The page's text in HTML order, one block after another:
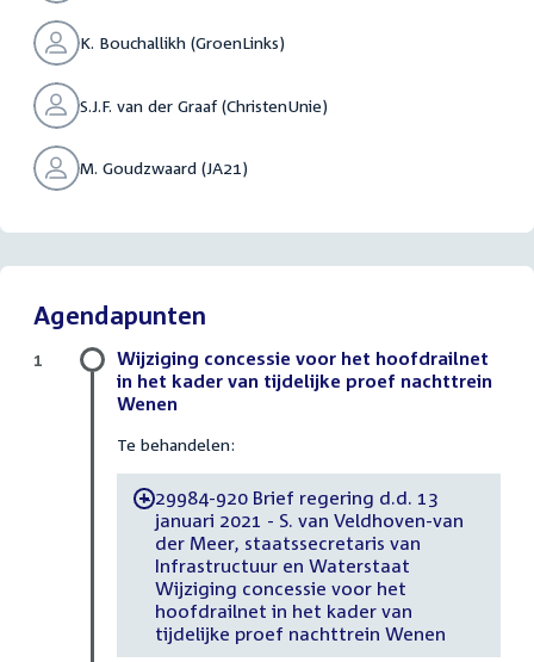
K. Bouchallikh (GroenLinks)
S.J.F. van der Graaf (ChristenUnie)
M. Goudzwaard (JA21)
Agendapunten
Wijziging concessie voor het hoofdrailnet
in het kader van tijdelijke proef nachttrein
Wenen
Te behandelen:
-29984-920 Brief regering d.d. 13
januari 2021 - S. van Veldhoven-van
der Meer, staatssecretaris van
Infrastructuur en Waterstaat
Wijziging concessie voor het
hoofdrailnet in het kader van
tijdelijke proef nachttrein Wenen
1